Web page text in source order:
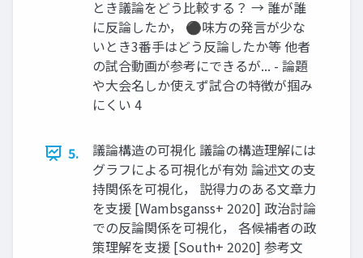
とき議論をどう比較する？ → 誰が誰
に反論したか， ⚫味方の発言が少な
いとき3番手はどう反論したか等 他者
の試合動画が参考にできるが... - 論題
や大会名しか使えず試合の特徴が掴み
にくい 4
5.
議論構造の可視化 議論の構造理解には
グラフによる可視化が有効 論述文の支
持関係を可視化， 説得力のある文章力
を支援 [Wambsganss+ 2020] 政治討論
での反論関係を可視化， 各候補者の政
策理解を支援 [South+ 2020] 参考文